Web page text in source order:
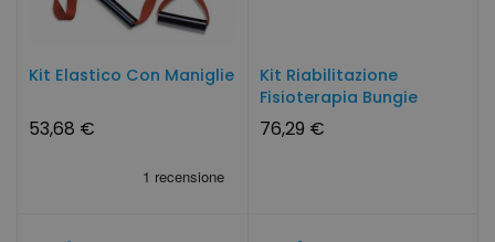
Kit Elastico Con Maniglie
53,68 €
Kit Riabilitazione
Fisioterapia Bungie
76,29 €